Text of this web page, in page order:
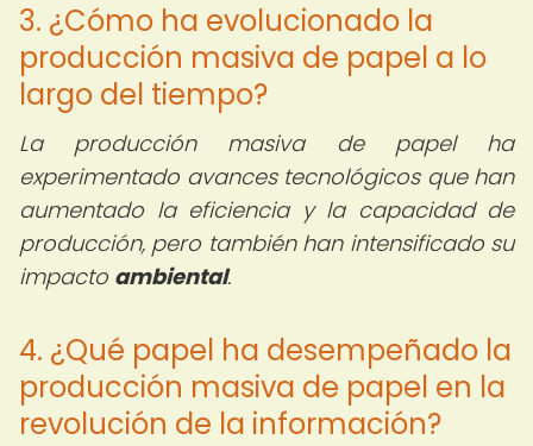
3. ¿Cómo ha evolucionado la
producción masiva de papel a lo
largo del tiempo?
La producción masiva de papel ha
experimentado avances tecnológicos que han
aumentado la eficiencia y la capacidad de
producción, pero también han intensificado su
impacto ambiental.
4. ¿Qué papel ha desempeñado la
producción masiva de papel en la
revolución de la información?